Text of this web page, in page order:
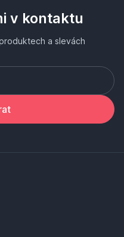
v kontaktu
a slevách